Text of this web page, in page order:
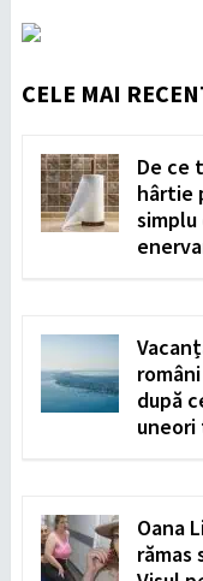
CELE MAI
De ce
hârtie
simplu
după
uneori
Oana
rămas